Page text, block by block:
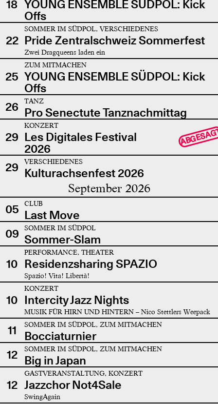
18 YOUNG ENSEMBLE SÜDPOL: Kick
Offs
22
SOMMER IM SÜDPOL, VERSCHIEDENES
Pride Zentralschweiz Sommerfest
Zwei Dragqueens laden ein
25
ZUM MITMACHEN
YOUNG ENSEMBLE SÜDPOL: Kick
Offs
26
TANZ
Pro Senectute Tanznachmittag
29
KONZERT
Les Digitales Festival
2026
29 VERSCHIEDENES
Kulturachsenfest 2026
September 2026
05 CLUB
Last Move
09
SOMMER IM SÜDPOL
Sommer-Slam
10
PERFORMANCE, THEATER
Residenzsharing SPAZIO
Spazio! Vita! Libertà!
10
KONZERT
Intercity Jazz Nights
MUSIK FÜR HIRN UND HINTERN – Nico Stettlers Weepack
11 SOMMER IM SÜDPOL, ZUM MITMACHEN
Bocciaturnier
12
SOMMER IM SÜDPOL, ZUM MITMACHEN
Big in Japan
12
GASTVERANSTALTUNG, KONZERT
Jazzchor Not4Sale
SwingAgain